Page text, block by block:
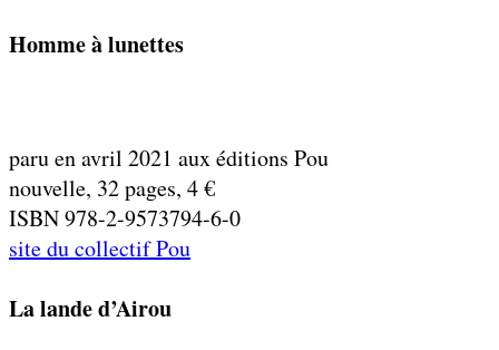
Homme à lunettes
paru en avril 2021 aux éditions Pou
nouvelle, 32 pages, 4 €
ISBN 978-2-9573794-6-0
site du collectif Pou
La lande d’Airou